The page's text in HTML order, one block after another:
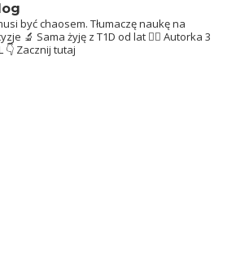
być chaosem. Tłumaczę naukę na
🔬 Sama żyję z T1D od lat 👩‍⚕️ Autorka 3
👇 Zacznij tutaj